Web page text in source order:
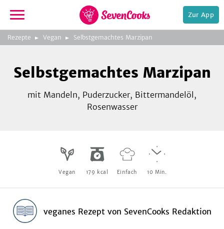
zur
Startseite
Zur App
Rezepte Vegan Selbstgemachtes Marzipan
zeigen
Bild
3
zeigen
Selbstgemachtes Marzipan
mit Mandeln, Puderzucker, Bittermandelöl,
Rosenwasser
Vegan 179 kcal Einfach 10 Min.
veganes Rezept von SevenCooks Redaktion